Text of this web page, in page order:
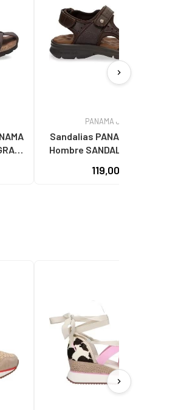
PANAMA JACK
Sandalias PANAMA JACK de
Hombre SANDALIAS SALTON
119,00 €
chevron_right
chevron_right